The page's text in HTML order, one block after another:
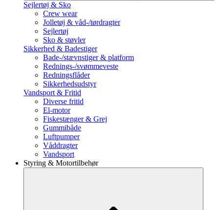
Sejlertøj & Sko
Crew wear
Jolletøj & våd-/tørdragter
Sejlertøj
Sko & støvler
Sikkerhed & Badestiger
Bade-/stævnstiger & platform
Rednings-/svømmeveste
Redningsflåder
Sikkerhedsudstyr
Vandsport & Fritid
Diverse fritid
El-motor
Fiskestænger & Grej
Gummibåde
Luftpumper
Våddragter
Vandsport
Styring & Motortilbehør